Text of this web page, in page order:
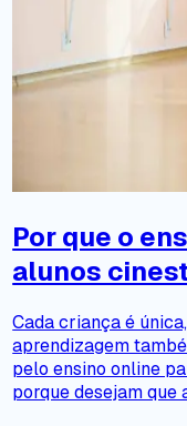
Por que o
alunos
Cada criança é
aprendizagem
pelo ensino online
porque desejam que